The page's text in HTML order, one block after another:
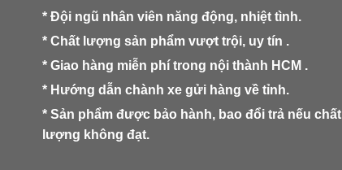
* Đội ngũ nhân viên năng động, nhiệt tình.
* Chất lượng sản phẩm vượt trội, uy tín .
* Giao hàng miễn phí trong nội thành HCM .
* Hướng dẫn chành xe gửi hàng về tỉnh.
* Sản phẩm được bảo hành, bao đổi trả nếu chất
lượng không đạt.